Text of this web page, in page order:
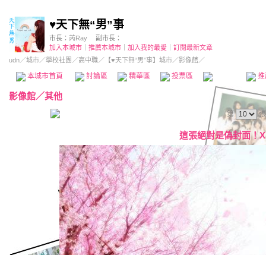
♥天下無“男”事
市長： 芮Ray
副市長：
加入本城市
推薦本城市 加入我的最愛
訂閱最新文章
udn／城市／學校社團 ／高中職／ 【♥天下無“男”事】城市／影像館／
本城市首頁 討論區 精華區 投票區 影像館
影像館／其他
第
這張絕對是偽封面！